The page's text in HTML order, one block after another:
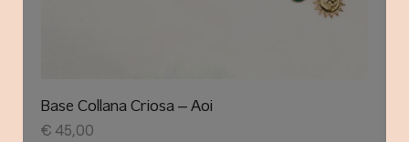
Base Collana Criosa – Aoi
€ 45,00